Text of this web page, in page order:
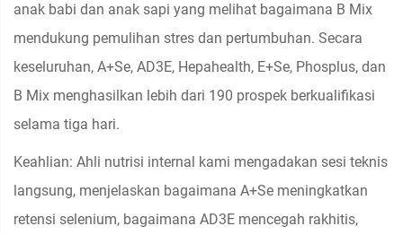
anak babi dan anak sapi yang melihat bagaimana B Mix
mendukung pemulihan stres dan pertumbuhan. Secara
keseluruhan, A+Se, AD3E, Hepahealth, E+Se, Phosplus, dan
B Mix menghasilkan lebih dari 190 prospek berkualifikasi
selama tiga hari.
Keahlian: Ahli nutrisi internal kami mengadakan sesi teknis
langsung, menjelaskan bagaimana A+Se meningkatkan
retensi selenium, bagaimana AD3E mencegah rakhitis,